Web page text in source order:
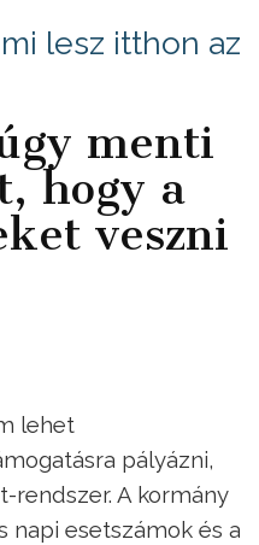
lesz itthon az
menti
hogy a
veszni
lehet
pályázni,
A kormány
napi esetszámok és a